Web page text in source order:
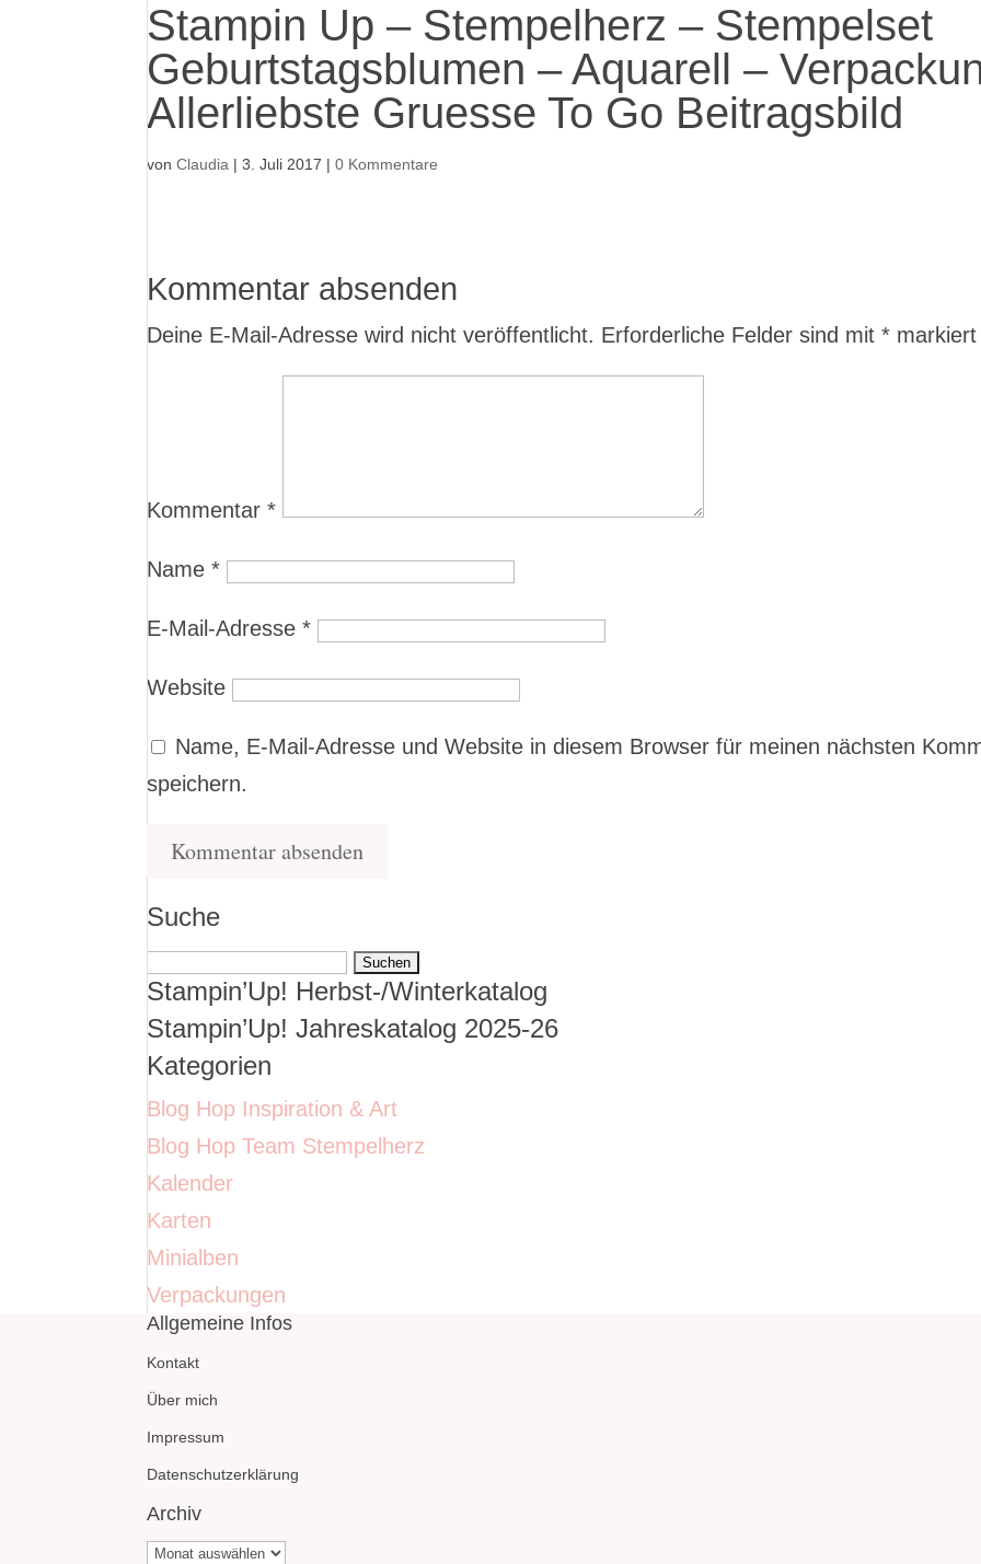
Stampin Up – Stempelherz – Stempelset
Geburtstagsblumen – Aquarell –
Allerliebste Gruesse To Go Beitragsbild
vonClaudia |3. Juli 2017 |0 Kommentare
Kommentar absenden
Deine E-Mail-Adresse wird nicht veröffentlicht. Erforderliche Felder sind mit* markiert
Kommentar*
Name*
E-Mail-Adresse*
Website
Name, E-Mail-Adresse und Website in diesem Browser für meinen nächsten
speichern.
Suche
Suchen
nach:
Stampin’Up! Herbst-/Winterkatalog
Stampin’Up! Jahreskatalog 2025-26
Kategorien
Blog Hop Inspiration & Art
Blog Hop Team Stempelherz
Kalender
Karten
Minialben
Verpackungen
Allgemeine Infos
Kontakt
Über mich
Impressum
Datenschutzerklärung
Archiv
Archiv